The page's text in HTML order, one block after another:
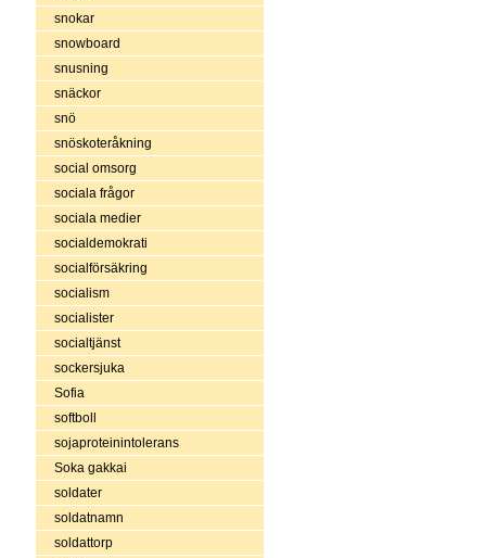
snokar
snowboard
snusning
snäckor
snö
snöskoteråkning
social omsorg
sociala frågor
sociala medier
socialdemokrati
socialförsäkring
socialism
socialister
socialtjänst
sockersjuka
Sofia
softboll
sojaproteinintolerans
Soka gakkai
soldater
soldatnamn
soldattorp